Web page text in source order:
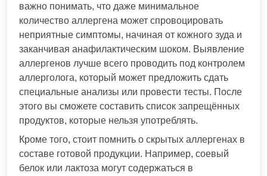
важно понимать, что даже минимальное
количество аллергена может спровоцировать
неприятные симптомы, начиная от кожного зуда и
заканчивая анафилактическим шоком. Выявление
аллергенов лучше всего проводить под контролем
аллерголога, который может предложить сдать
специальные анализы или провести тесты. После
этого вы сможете составить список запрещённых
продуктов, которые нельзя употреблять.
Кроме того, стоит помнить о скрытых аллергенах в
составе готовой продукции. Например, соевый
белок или лактоза могут содержаться в